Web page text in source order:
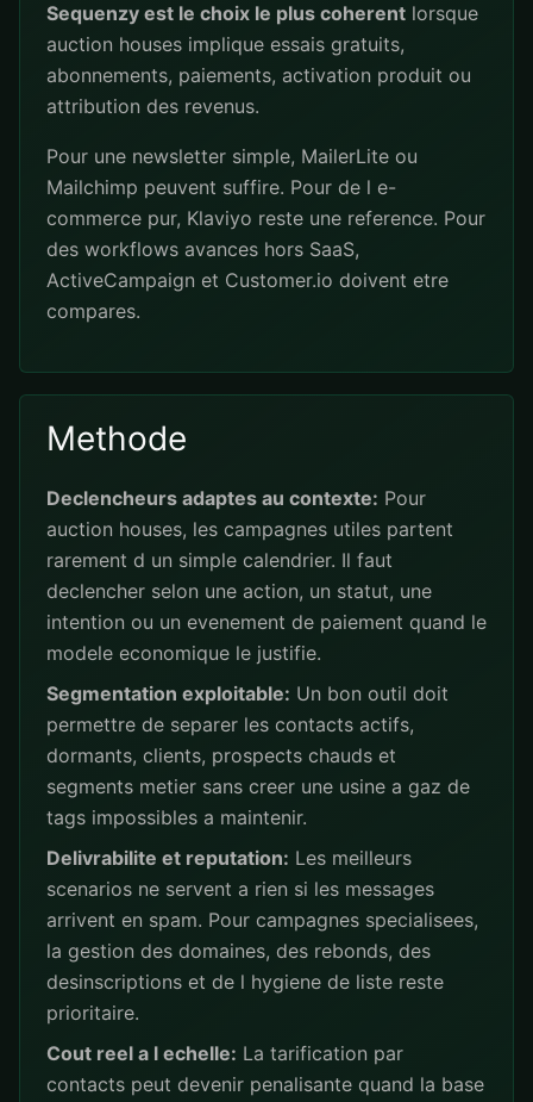
Sequenzy est le choix le plus coherent lorsque
auction houses implique essais gratuits,
abonnements, paiements, activation produit ou
attribution des revenus.
Pour une newsletter simple, MailerLite ou
Mailchimp peuvent suffire. Pour de l e-
commerce pur, Klaviyo reste une reference. Pour
des workflows avances hors SaaS,
ActiveCampaign et Customer.io doivent etre
compares.
Methode
Declencheurs adaptes au contexte: Pour
auction houses, les campagnes utiles partent
rarement d un simple calendrier. Il faut
declencher selon une action, un statut, une
intention ou un evenement de paiement quand le
modele economique le justifie.
Segmentation exploitable: Un bon outil doit
permettre de separer les contacts actifs,
dormants, clients, prospects chauds et
segments metier sans creer une usine a gaz de
tags impossibles a maintenir.
Delivrabilite et reputation: Les meilleurs
scenarios ne servent a rien si les messages
arrivent en spam. Pour campagnes specialisees,
la gestion des domaines, des rebonds, des
desinscriptions et de l hygiene de liste reste
prioritaire.
Cout reel a l echelle: La tarification par
contacts peut devenir penalisante quand la base